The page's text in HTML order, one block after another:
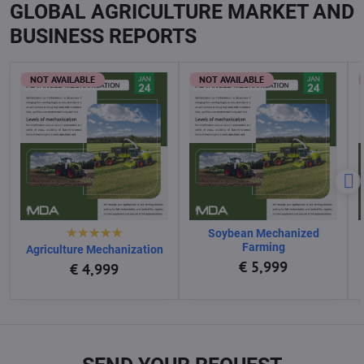
GLOBAL AGRICULTURE MARKET AND
BUSINESS REPORTS
NOT AVAILABLE
Agriculture Mechanization
€ 4,999
NOT AVAILABLE
Soybean Mechanized
Farming
€ 5,999